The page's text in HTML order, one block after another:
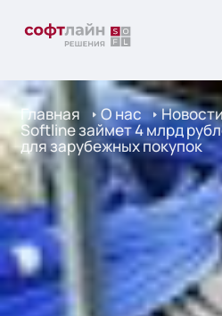
Главная О нас
Softline займет 4 млрд
для зарубежных покупок